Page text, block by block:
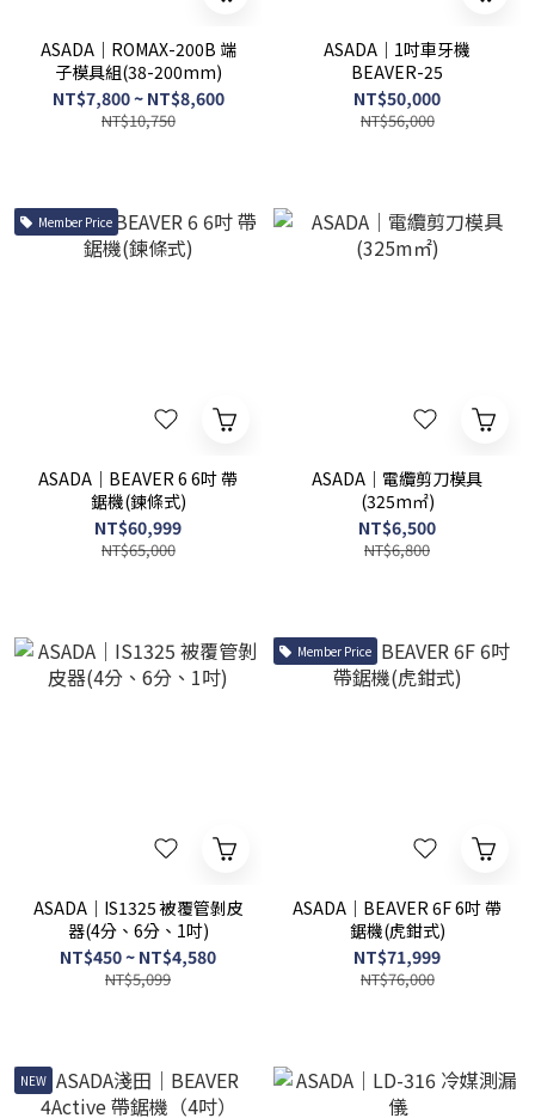
ASADA｜ROMAX-200B 端
子模具組(38-200mm)
NT$7,800 ~ NT$8,600
NT$10,750
ASADA｜1吋車牙機
BEAVER-25
NT$50,000
NT$56,000
Member Price
ASADA｜BEAVER 6 6吋 帶
鋸機(鍊條式)
NT$60,999
NT$65,000
ASADA｜電纜剪刀模具
(325m㎡)
NT$6,500
NT$6,800
ASADA｜IS1325 被覆管剝皮
器(4分、6分、1吋)
NT$450 ~ NT$4,580
NT$5,099
Member Price
ASADA｜BEAVER 6F 6吋 帶
鋸機(虎鉗式)
NT$71,999
NT$76,000
NEW